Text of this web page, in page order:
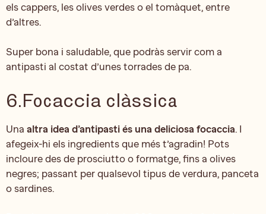
els cappers, les olives verdes o el tomàquet, entre
d’altres.
Super bona i saludable, que podràs servir com a
antipasti al costat d’unes torrades de pa.
6.Focaccia clàssica
Una altra idea d’antipasti és una deliciosa focaccia. I
afegeix-hi els ingredients que més t’agradin! Pots
incloure des de prosciutto o formatge, fins a olives
negres; passant per qualsevol tipus de verdura, panceta
o sardines.